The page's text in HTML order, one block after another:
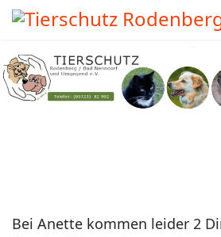
Bei Anette kommen leider 2